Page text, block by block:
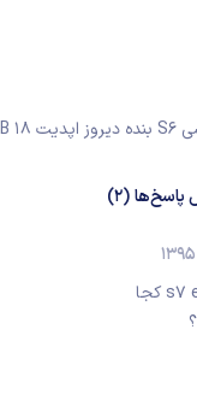
پاسخ‌ها(2)